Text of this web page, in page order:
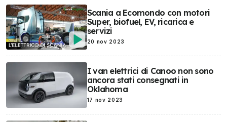
Scania a Ecomondo con motori
Super, biofuel, EV, ricarica e
servizi
20 nov 2023
I van elettrici di Canoo non sono
ancora stati consegnati in
Oklahoma
17 nov 2023